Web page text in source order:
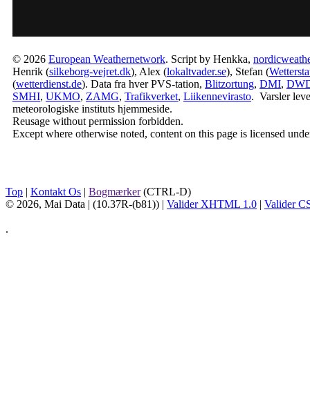
© 2026 European Weathernetwork. Script by Henkka,
Henrik (silkeborg-vejret.dk), Alex (lokaltvader.se), Stefan (
(wetterdienst.de). Data fra hver PVS-tation, Blitzortung, DMI,
SMHI, UKMO, ZAMG, Trafikverket, Liikennevirasto. Varsler
meteorologiske instituts hjemmeside.
Reusage without permission forbidden.
Except where otherwise noted, content on this page is licensed
Top | Kontakt Os | Bogmærker(CTRL-D)
© 2026, Mai Data | (10.37R-(b81)) | Valider XHTML 1.0 | Valider
.